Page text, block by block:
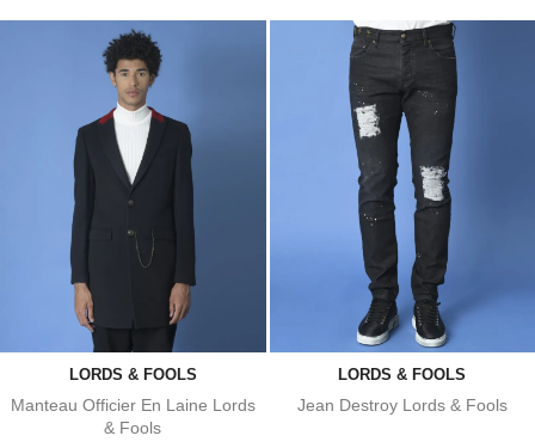
LORDS & FOOLS
Manteau Officier En Laine Lords
& Fools
LORDS & FOOLS
Jean Destroy Lords & Fools